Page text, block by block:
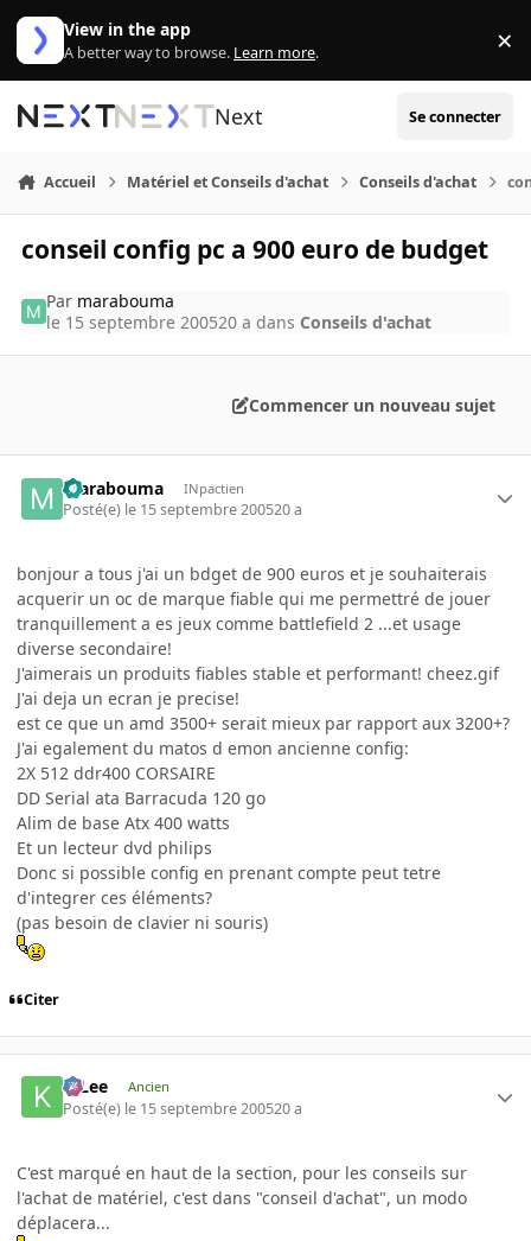
Aller au contenu
View in the app
A better way to browse. Learn more. ×
Next Se connecter
Accueil Matériel et Conseils d'achat Conseils d'achat
conseil config pc a 900 euro de budget
Par marabouma
le 15 septembre 200520 a dans Conseils d'achat
Commencer un nouveau sujet
marabouma INpactien
Posté(e) le 15 septembre 200520 a
bonjour a tous j'ai un bdget de 900 euros et je souhaiterais
acquerir un oc de marque fiable qui me permettré de jouer
tranquillement a es jeux comme battlefield 2 ...et usage
diverse secondaire!
J'aimerais un produits fiables stable et performant! cheez.gif
J'ai deja un ecran je precise!
est ce que un amd 3500+ serait mieux par rapport aux 3200+?
J'ai egalement du matos d emon ancienne config:
2X 512 ddr400 CORSAIRE
DD Serial ata Barracuda 120 go
Alim de base Atx 400 watts
Et un lecteur dvd philips
Donc si possible config en prenant compte peut tetre
d'integrer ces éléments?
(pas besoin de clavier ni souris)
Citer
K-Lee Ancien
Posté(e) le 15 septembre 200520 a
C'est marqué en haut de la section, pour les conseils sur
l'achat de matériel, c'est dans "conseil d'achat", un modo
déplacera...